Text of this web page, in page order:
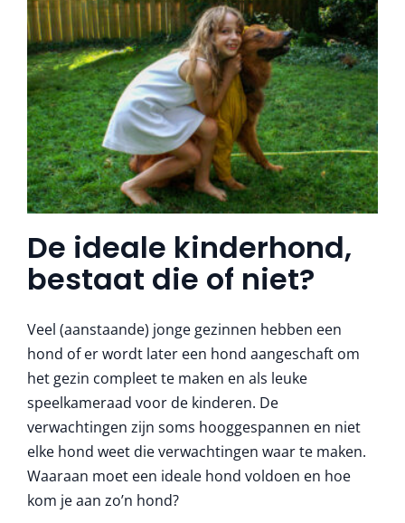
De ideale kinderhond,
bestaat die of niet?
Veel (aanstaande) jonge gezinnen hebben een
hond of er wordt later een hond aangeschaft om
het gezin compleet te maken en als leuke
speelkameraad voor de kinderen. De
verwachtingen zijn soms hooggespannen en niet
elke hond weet die verwachtingen waar te maken.
Waaraan moet een ideale hond voldoen en hoe
kom je aan zo’n hond?